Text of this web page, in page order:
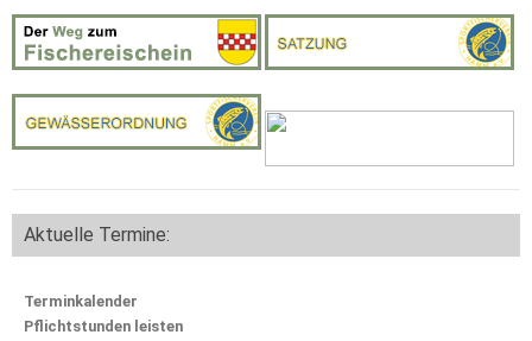
Aktuelle Termine:
Terminkalender
Pflichtstunden leisten